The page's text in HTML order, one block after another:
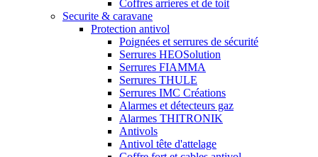
Coffres arrieres et de toit
Securite & caravane
Protection antivol
Poignées et serrures de sécurité
Serrures HEOSolution
Serrures FIAMMA
Serrures THULE
Serrures IMC Créations
Alarmes et détecteurs gaz
Alarmes THITRONIK
Antivols
Antivol tête d'attelage